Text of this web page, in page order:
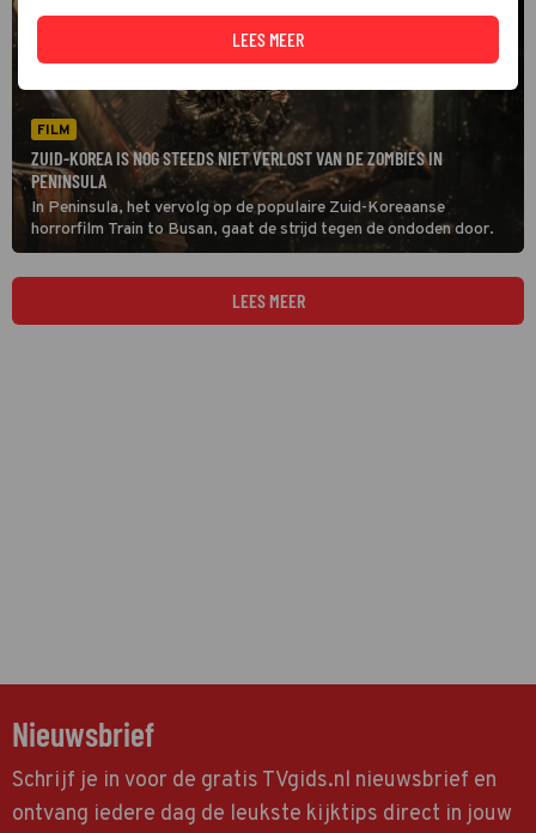
FILM
ZUID-KOREA IS NOG STEEDS NIET VERLOST VAN DE ZOMBIES IN
PENINSULA
In Peninsula, het vervolg op de populaire Zuid-Koreaanse
horrorfilm Train to Busan, gaat de strijd tegen de ondoden door.
LEES MEER
Nieuwsbrief
Schrijf je in voor de gratis TVgids.nl nieuwsbrief en
ontvang iedere dag de leukste kijktips direct in jouw
LEES MEER